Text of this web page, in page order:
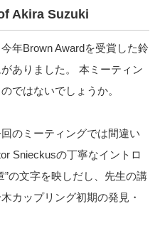
Akira Suzuki
年Brown Awardを受賞した鈴
ありました。 本ミーティン
ではないでしょうか。
のミーティングでは間違い
Snieckusの丁寧なイントロ
”の文字を映しだし、先生の講
カップリング初期の発見・